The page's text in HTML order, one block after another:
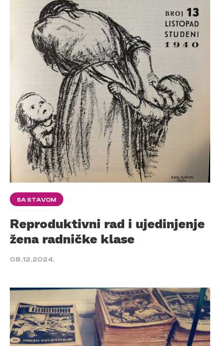
SA STAVOM
Reproduktivni rad i ujedinjenje
žena radničke klase
08.12.2024.